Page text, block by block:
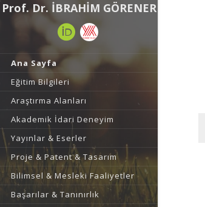
Prof. Dr. İBRAHİM GÖRENER
Ana Sayfa
Eğitim Bilgileri
Araştırma Alanları
Akademik İdari Deneyim
Yayınlar & Eserler
Proje & Patent & Tasarım
Bilimsel & Mesleki Faaliyetler
Başarılar & Tanınırlık